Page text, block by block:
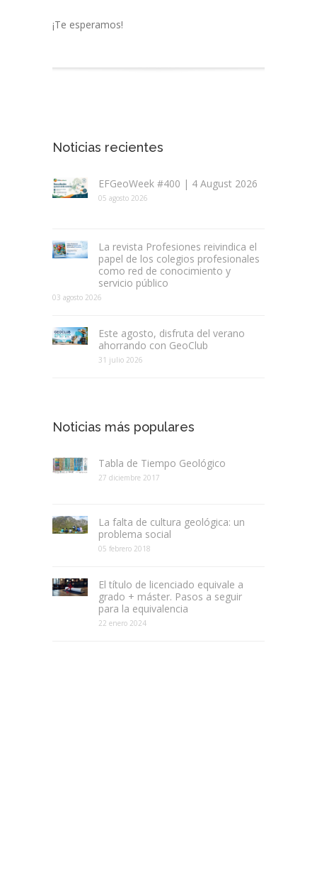
¡Te esperamos!
Noticias recientes
EFGeoWeek #400 | 4 August 2026
05 agosto 2026
La revista Profesiones reivindica el
papel de los colegios profesionales
como red de conocimiento y
servicio público
03 agosto 2026
Este agosto, disfruta del verano
ahorrando con GeoClub
31 julio 2026
Noticias más populares
Tabla de Tiempo Geológico
27 diciembre 2017
La falta de cultura geológica: un
problema social
05 febrero 2018
El título de licenciado equivale a
grado + máster. Pasos a seguir
para la equivalencia
22 enero 2024